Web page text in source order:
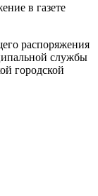
в газете
распоряжения
службы
городской